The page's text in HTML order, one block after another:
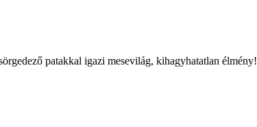
patakkal igazi mesevilág, kihagyhatatlan élmény!